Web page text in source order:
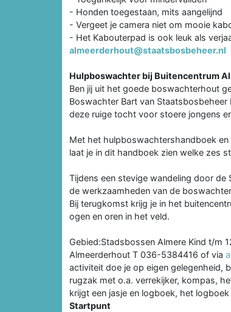
- Honden toegestaan, mits aangelijnd
- Vergeet je camera niet om mooie
- Het Kabouterpad is ook leuk als
almeerderhout@staatsbosbeheer.nl
Hulpboswachter bij Buitencentrum
Ben jij uit het goede boswachterhout
Boswachter Bart van
deze ruige tocht voor stoere jongens
Met het hulpboswachtershandboek
laat je in dit handboek zien welke zes
Tijdens een stevige wandeling door de
de werkzaamheden van de
Bij terugkomst krijg je in het
ogen en oren in het veld.
Gebied:Stadsbossen Almere Kind t/m
Almeerderhout T 036-5384416 of via
activiteit doe je op eigen gelegenheid,
rugzak met o.a. verrekijker, kompas,
krijgt een jasje en logboek, het
Startpunt